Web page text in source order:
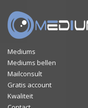
Mediums
Mediums bellen
Mailconsult
Gratis account
Kwaliteit